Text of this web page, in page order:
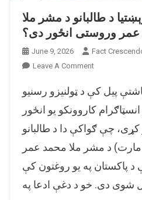
د طالبانو د مشر ملا
وروستی انځور دی؟
June 9, 2026
Fact
Leave A CommentOn
دغه
انځور
رېښتیا
د
طالبانو
مشر
ملا
پیل کې د ټولنیزو رسنیو
کاروونکو یو انځور
چې ګواکې دا د طالبانو
د مشر ملا محمد عمر
پاکستان په یو روغتون کې